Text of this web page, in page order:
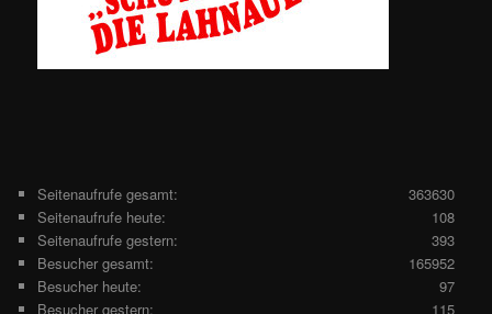
363630
Seitenaufrufe gesamt:
108
Seitenaufrufe heute:
393
Seitenaufrufe gestern:
165952
Besucher gesamt:
97
Besucher heute:
115
Besucher gestern: